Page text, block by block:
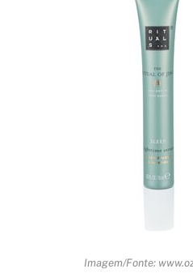
Imagem/Fonte: